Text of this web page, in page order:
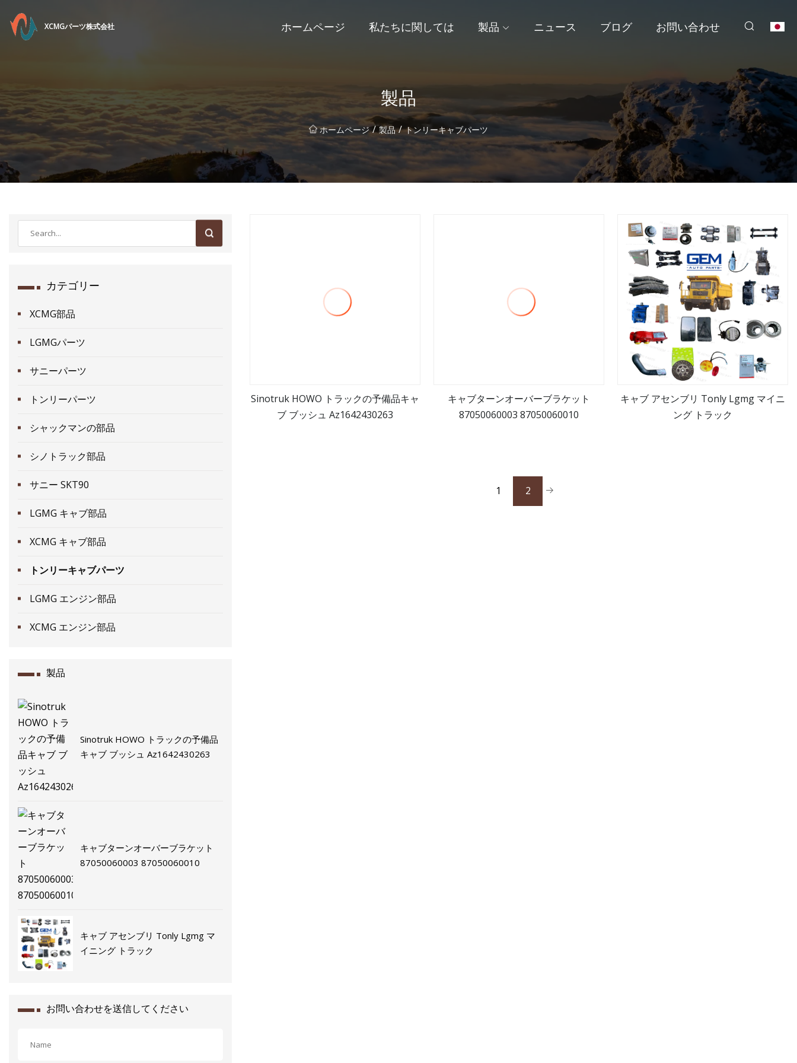
XCMGパーツ株式会社 ホームページ 私たちに関しては 製品 ニュース ブログ お問い合わせ
製品
ホームページ / 製品 / トンリーキャブパーツ
カテゴリー
XCMG部品
LGMGパーツ
サニーパーツ
トンリーパーツ
シャックマンの部品
シノトラック部品
サニー SKT90
LGMG キャブ部品
XCMG キャブ部品
トンリーキャブパーツ
LGMG エンジン部品
XCMG エンジン部品
製品
Sinotruk HOWO トラックの予備品
キャブ ブッシュ Az1642430263
キャブターンオーバーブラケット
87050060003 87050060010
キャブ アセンブリ Tonly Lgmg マ
イニング トラック
お問い合わせを送信してください
もっと見る
Sinotruk HOWO トラックの予備品キャ
ブ ブッシュ Az1642430263
もっと見る
キャブターンオーバーブラケット
87050060003 87050060010
もっと見る
キャブ アセンブリ Tonly Lgmg マイニ
ング トラック
1 2